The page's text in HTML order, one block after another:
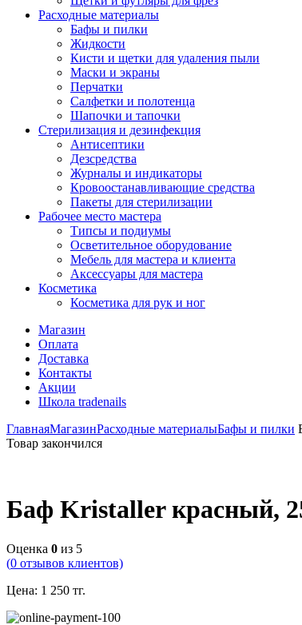
Расходные материалы
Бафы и пилки
Жидкости
Кисти и щетки для удаления пыли
Маски и экраны
Перчатки
Салфетки и полотенца
Шапочки и тапочки
Стерилизация и дезинфекция
Антисептики
Дезсредства
Журналы и индикаторы
Кровоостанавливающие средства
Пакеты для стерилизации
Рабочее место мастера
Типсы и подиумы
Осветительное оборудование
Мебель для мастера и клиента
Аксессуары для мастера
Косметика
Косметика для рук и ног
Магазин
Оплата
Доставка
Контакты
Акции
Школа tradenails
ГлавнаяМагазинРасходные материалыБафы и пилки
Товар закончился
Баф Kristaller красный,
Оценка 0 из 5
(0 отзывов клиентов)
Цена: 1 250 тг.